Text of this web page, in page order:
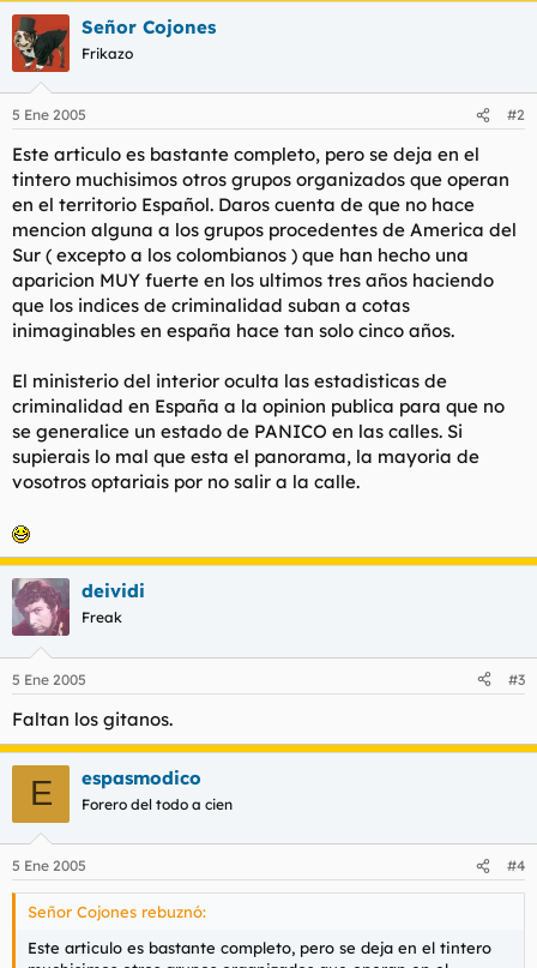
Señor Cojones
Frikazo
5 Ene 2005 #2
Este articulo es bastante completo, pero se deja en el
tintero muchisimos otros grupos organizados que operan
en el territorio Español. Daros cuenta de que no hace
mencion alguna a los grupos procedentes de America del
Sur ( excepto a los colombianos ) que han hecho una
aparicion MUY fuerte en los ultimos tres años haciendo
que los indices de criminalidad suban a cotas
inimaginables en españa hace tan solo cinco años.
El ministerio del interior oculta las estadisticas de
criminalidad en España a la opinion publica para que no
se generalice un estado de PANICO en las calles. Si
supierais lo mal que esta el panorama, la mayoria de
vosotros optariais por no salir a la calle.
deividi
Freak
5 Ene 2005 #3
Faltan los gitanos.
E espasmodico
Forero del todo a cien
5 Ene 2005 #4
Señor Cojones rebuznó:
Este articulo es bastante completo, pero se deja en el tintero